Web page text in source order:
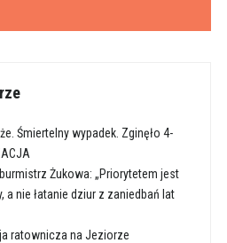
Śmiertelny wypadek. Zginęło 4-
Żukowa: „Priorytetem jest
nie łatanie dziur z zaniedbań lat
ratownicza na Jeziorze